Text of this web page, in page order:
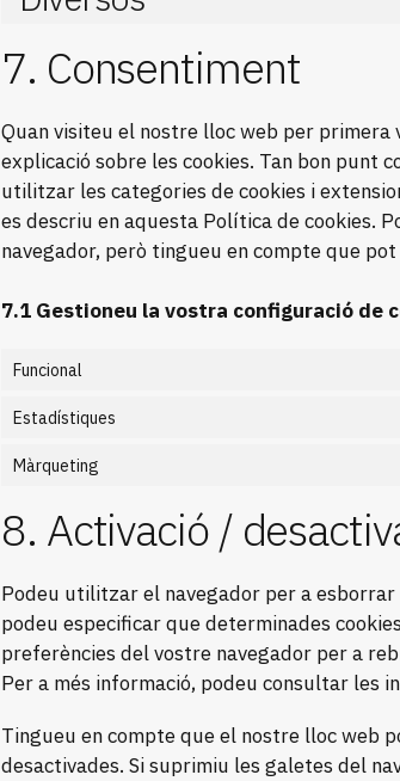
7. Consentiment
Quan visiteu el nostre lloc web per
explicació sobre les cookies. Tan bon punt
utilitzar les categories de cookies i
es descriu en aquesta Política de cookies.
navegador, però tingueu en compte que
7.1 Gestioneu la vostra configuració de
Funcional
Estadístiques
Màrqueting
8. Activació /
Podeu utilitzar el navegador per a
podeu especificar que determinades
preferències del vostre navegador per a
Per a més informació, podeu consultar les
Tingueu en compte que el nostre lloc web
desactivades. Si suprimiu les galetes del